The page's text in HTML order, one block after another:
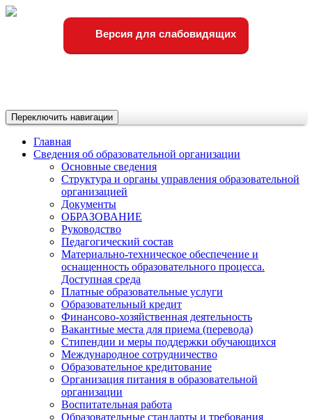
Версия для слабовидящих
Переключить навигации
Главная
Сведения об образовательной организации
Основные сведения
Структура и органы управления образовательной
организацией
Документы
ОБРАЗОВАНИЕ
Руководство
Педагогический состав
Материально-техническое обеспечение и
оснащенность образовательного процесса.
Доступная среда
Платные образовательные услуги
Образовательный кредит
Финансово-хозяйственная деятельность
Вакантные места для приема (перевода)
Стипендии и меры поддержки обучающихся
Международное сотрудничество
Образовательное кредитование
Организация питания в образовательной
организации
Воспитательная работа
Образовательные стандарты и требования